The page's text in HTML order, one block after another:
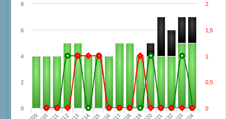
0
2
4
6
8
0
0,5
1
1,5
2